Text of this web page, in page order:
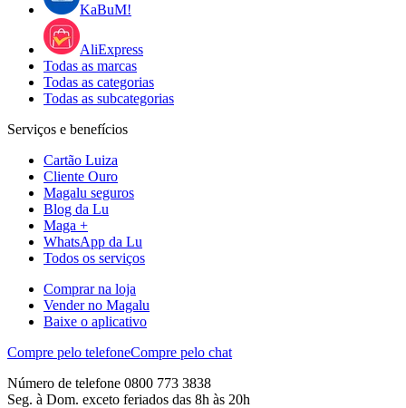
KaBuM!
AliExpress
Todas as marcas
Todas as categorias
Todas as subcategorias
Serviços e benefícios
Cartão Luiza
Cliente Ouro
Magalu seguros
Blog da Lu
Maga +
WhatsApp da Lu
Todos os serviços
Comprar na loja
Vender no Magalu
Baixe o aplicativo
Compre pelo telefoneCompre pelo chat
Número de telefone 0800 773 3838
Seg. à Dom. exceto feriados das 8h às 20h